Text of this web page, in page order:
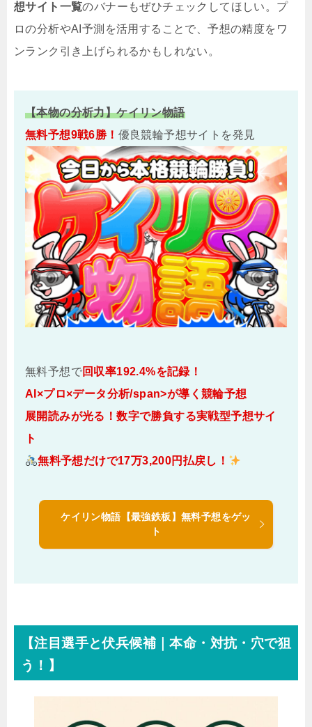
想サイト一覧のバナーもぜひチェックしてほしい。プ
ロの分析やAI予測を活用することで、予想の精度をワ
ンランク引き上げられるかもしれない。
【本物の分析力】ケイリン物語
無料予想9戦6勝！ 優良競輪予想サイトを発見
無料予想で回収率192.4%を記録！
AI×プロ×データ分析/span>が導く競輪予想
展開読みが光る！数字で勝負する実戦型予想サイ
ト
無料予想だけで17万3,200円払戻し！
ケイリン物語【最強鉄板】無料予想をゲッ
ト
【注目選手と伏兵候補｜本命・対抗・穴で狙
う！】